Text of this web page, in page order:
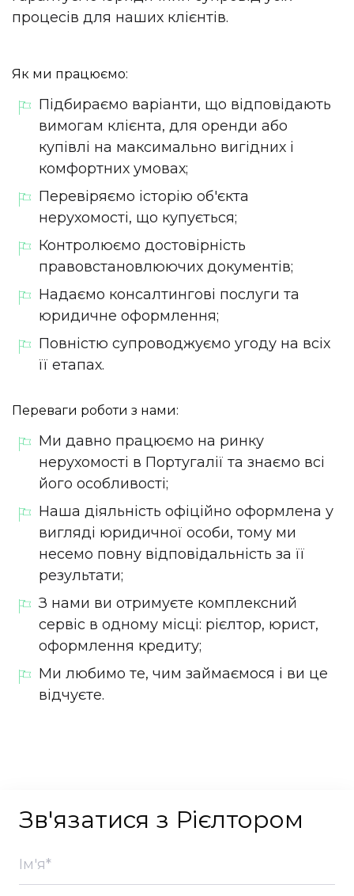
процесів для наших клієнтів.
Як ми працюємо:
Підбираємо варіанти, що відповідають
вимогам клієнта, для оренди або
купівлі на максимально вигідних і
комфортних умовах;
Перевіряємо історію об'єкта
нерухомості, що купується;
Контролюємо достовірність
правовстановлюючих документів;
Надаємо консалтингові послуги та
юридичне оформлення;
Повністю супроводжуємо угоду на всіх
її етапах.
Переваги роботи з нами:
Ми давно працюємо на ринку
нерухомості в Португалії та знаємо всі
його особливості;
Наша діяльність офіційно оформлена у
вигляді юридичної особи, тому ми
несемо повну відповідальність за її
результати;
З нами ви отримуєте комплексний
сервіс в одному місці: рієлтор, юрист,
оформлення кредиту;
Ми любимо те, чим займаємося і ви це
відчуєте.
Зв'язатися з Рієлтором